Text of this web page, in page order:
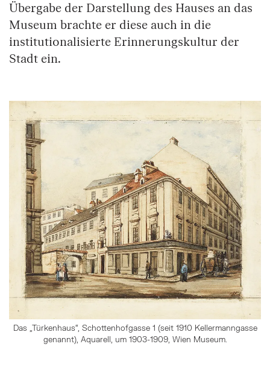
Übergabe der Darstellung des Hauses an das
Museum brachte er diese auch in die
institutionalisierte Erinnerungskultur der
Stadt ein.
Das „Türkenhaus“, Schottenhofgasse 1 (seit 1910 Kellermanngasse
genannt), Aquarell, um 1903-1909, Wien Museum.